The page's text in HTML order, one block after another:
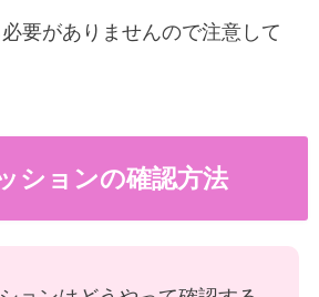
要がありませんので注意して
ションの確認方法